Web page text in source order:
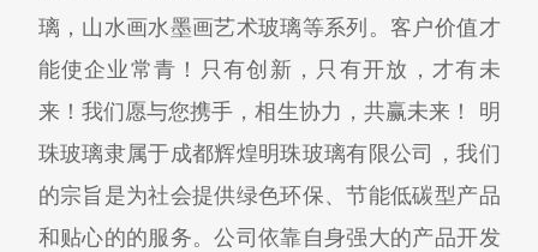
璃，山水画水墨画艺术玻璃等系列。客户价值才
能使企业常青！只有创新，只有开放，才有未
来！我们愿与您携手，相生协力，共赢未来！ 明
珠玻璃隶属于成都辉煌明珠玻璃有限公司，我们
的宗旨是为社会提供绿色环保、节能低碳型产品
和贴心的的服务。公司依靠自身强大的产品开发